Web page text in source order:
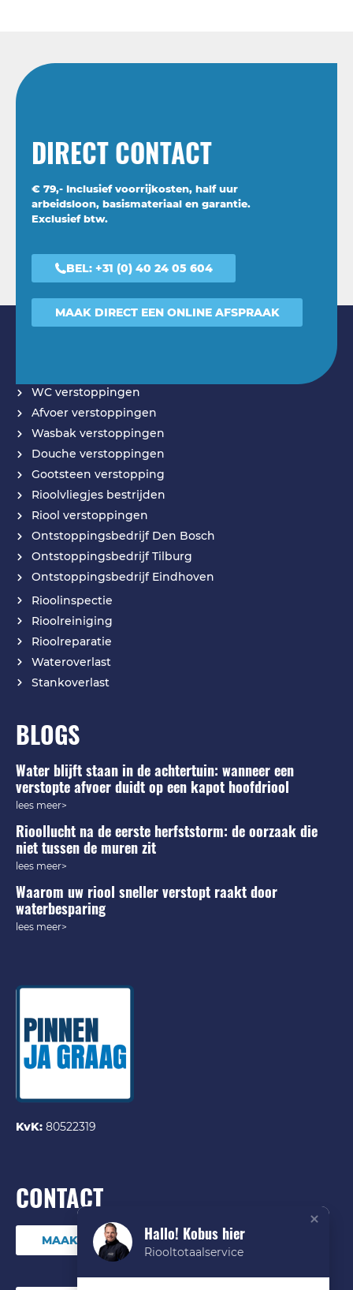
DIRECT CONTACT
€ 79,- Inclusief voorrijkosten, half uur
arbeidsloon, basismateriaal en garantie.
Exclusief btw.
BEL: +31 (0) 40 24 05 604
MAAK DIRECT EEN ONLINE AFSPRAAK
WC verstoppingen
Afvoer verstoppingen
Wasbak verstoppingen
Douche verstoppingen
Gootsteen verstopping
Rioolvliegjes bestrijden
Riool verstoppingen
Ontstoppingsbedrijf Den Bosch
Ontstoppingsbedrijf Tilburg
Ontstoppingsbedrijf Eindhoven
Rioolinspectie
Rioolreiniging
Rioolreparatie
Wateroverlast
Stankoverlast
BLOGS
Water blijft staan in de achtertuin: wanneer een
verstopte afvoer duidt op een kapot hoofdriool
lees meer>
Rioollucht na de eerste herfststorm: de oorzaak die
niet tussen de muren zit
lees meer>
Waarom uw riool sneller verstopt raakt door
waterbesparing
lees meer>
KvK: 80522319
CONTACT
MAAK DIRECT EEN ONLINE AFSPRAAK
Hallo! Kobus hier
Riooltotaalservice